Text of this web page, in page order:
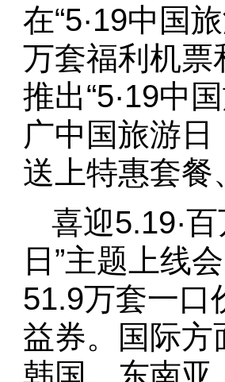
在“5·19中国
万套福利机票
推出“5·19中
广中国旅游
送上特惠套餐
喜迎5.19·
日”主题上线
51.9万套一口
益券。国际方
韩国、东南亚